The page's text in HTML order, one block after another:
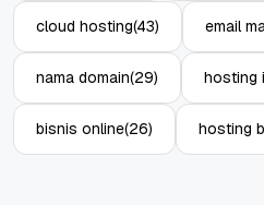
cloud hosting(43) email
nama domain(29) hosting
bisnis online(26) hosting